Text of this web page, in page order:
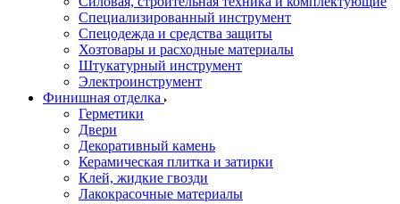
Специализированный инструмент
Спецодежда и средства защиты
Хозтовары и расходные материалы
Штукатурный инструмент
Электроинструмент
Финишная отделка
Герметики
Двери
Декоративный камень
Керамическая плитка и затирки
Клей, жидкие гвозди
Лакокрасочные материалы